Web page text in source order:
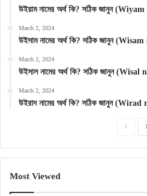
উইয়াম নামের অর্থ কি? সঠিক জানুন
March 2, 2024
উইসাম নামের অর্থ কি? সঠিক জানুন
March 2, 2024
উইসাল নামের অর্থ কি? সঠিক জানুন
March 2, 2024
উইরাদ নামের অর্থ কি? সঠিক জানুন
Most Viewed